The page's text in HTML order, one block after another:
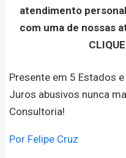
atendimento
com uma de nossas
Presente em 5 Estados
Juros abusivos nunca
Consultoria!
Por Felipe Cruz